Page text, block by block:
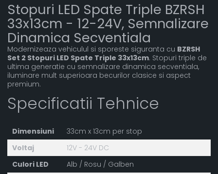
Stopuri LED Spate Triple BZRSH
33x13cm - 12-24V, Semnalizare
Dinamica Secventiala
Modernizeaza vehiculul si sporeste siguranta cu BZRSH
Set 2 Stopuri LED Spate Triple 33x13cm. Stopuri triple de
ultima generatie cu semnalizare dinamica secventiala,
iluminare mult superioara becurilor clasice si aspect
premium.
Specificatii Tehnice
Dimensiuni
33cm x 13cm per stop
Voltaj
12V - 24V DC
Culori LED
Alb / Rosu / Galben